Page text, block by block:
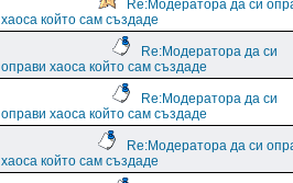
Re:Модератора да си
хаоса който сам създаде
Re:Модератора да си
оправи хаоса който сам създаде
Re:Модератора да си
оправи хаоса който сам създаде
Re:Модератора да си
хаоса който сам създаде